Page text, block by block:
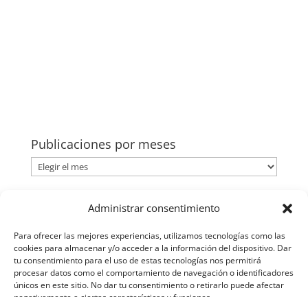
Administrar consentimiento
Para ofrecer las mejores experiencias, utilizamos tecnologías como las
cookies para almacenar y/o acceder a la información del dispositivo. Dar
tu consentimiento para el uso de estas tecnologías nos permitirá
procesar datos como el comportamiento de navegación o identificadores
únicos en este sitio. No dar tu consentimiento o retirarlo puede afectar
Publicaciones por meses
Publicaciones
por
Categorías